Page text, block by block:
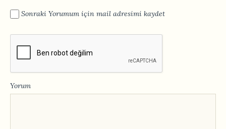
Sonraki Yorumum için mail adresimi kaydet
Yorum